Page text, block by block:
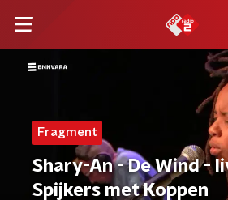
Fragment
Shary-An - De Wind -
Spijkers met Koppen